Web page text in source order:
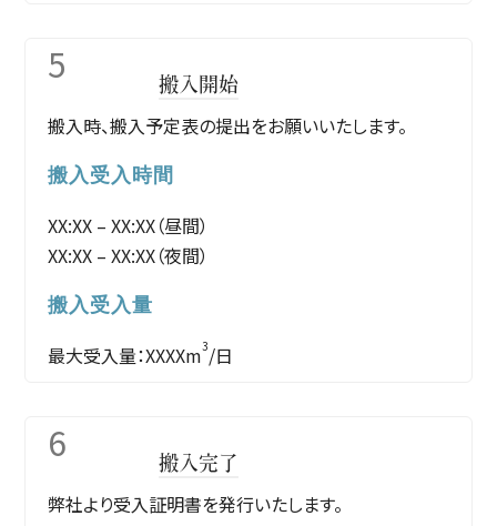
5 搬入開始
搬入時、搬入予定表の提出をお願いいたします。
搬入受入時間
XX:XX – XX:XX（昼間）
XX:XX – XX:XX（夜間）
搬入受入量
最大受入量：XXXXm3/日
6 搬入完了
弊社より受入証明書を発行いたします。